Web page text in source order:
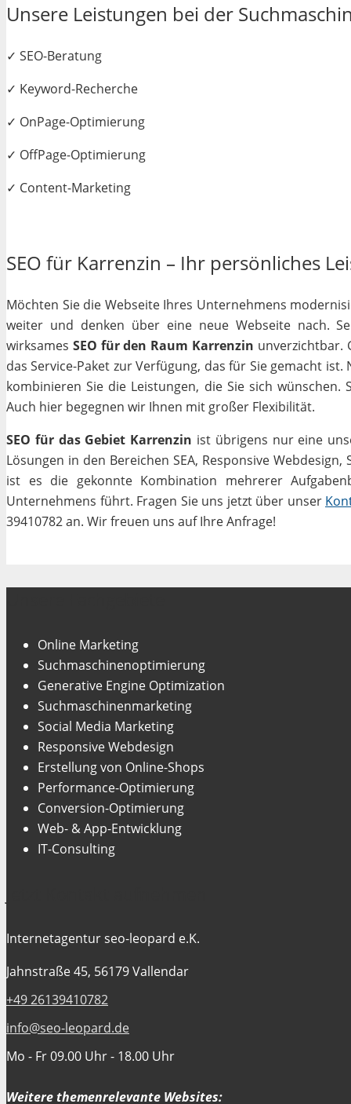
Unsere Leistungen bei der
✓ SEO-Beratung
✓ Keyword-Recherche
✓ OnPage-Optimierung
✓ OffPage-Optimierung
✓ Content-Marketing
SEO für Karrenzin – Ihr persönliches
Möchten Sie die Webseite Ihres Unternehmens
weiter und denken über eine neue Webseite nach.
wirksames SEO für den Raum Karrenzin unverzichtbar.
das Service-Paket zur Verfügung, das für Sie gemacht
kombinieren Sie die Leistungen, die Sie sich wünschen.
Auch hier begegnen wir Ihnen mit großer Flexibilität.
SEO für das Gebiet Karrenzin ist übrigens nur eine
Lösungen in den Bereichen SEA, Responsive
ist es die gekonnte Kombination mehrerer
Unternehmens führt. Fragen Sie uns jetzt über unser
39410782 an. Wir freuen uns auf Ihre Anfrage!
Online Marketing
Suchmaschinenoptimierung
Generative Engine Optimization
Suchmaschinenmarketing
Social Media Marketing
Responsive Webdesign
Erstellung von Online-Shops
Performance-Optimierung
Conversion-Optimierung
Web- & App-Entwicklung
IT-Consulting
Internetagentur seo-leopard e.K.
Jahnstraße 45, 56179 Vallendar
+49 26139410782
info@seo-leopard.de
Mo - Fr 09.00 Uhr - 18.00 Uhr
Weitere themenrelevante Websites: